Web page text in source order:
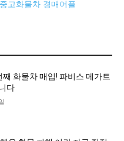
째 화물차 매입! 파비스 메가트
다